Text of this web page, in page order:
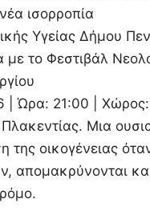
ισορροπία
Υγείας Δήμου
με το Φεστιβάλ
| Ώρα: 21:00 |
Μια
της οικογένειας
απομακρύνονται